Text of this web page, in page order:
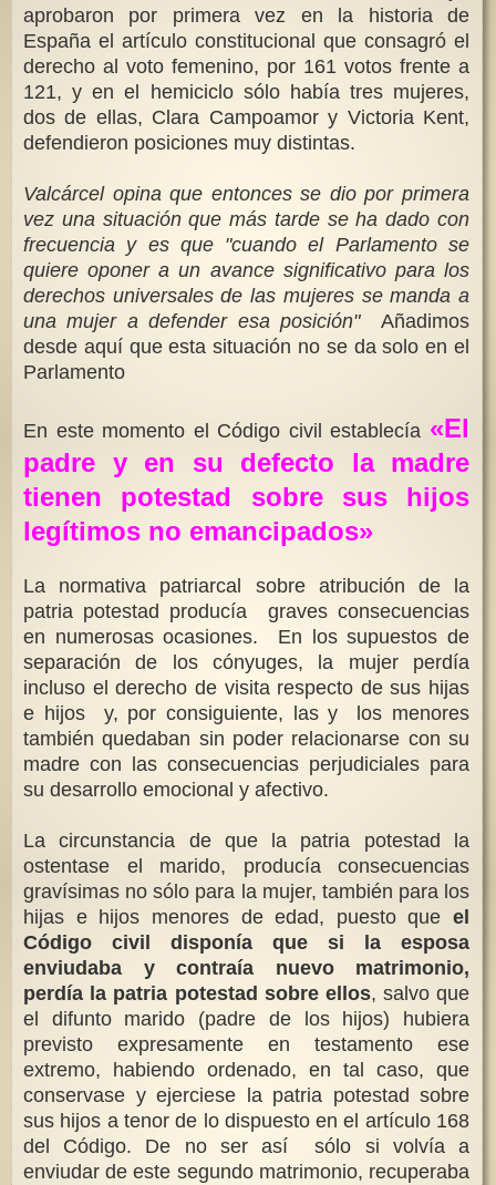
aprobaron por primera vez en la historia de
España el artículo constitucional que consagró el
derecho al voto femenino, por 161 votos frente a
121, y en el hemiciclo sólo había tres mujeres,
dos de ellas, Clara Campoamor y Victoria Kent,
defendieron posiciones muy distintas.
Valcárcel opina que entonces se dio por primera
vez una situación que más tarde se ha dado con
frecuencia y es que "cuando el Parlamento se
quiere oponer a un avance significativo para los
derechos universales de las mujeres se manda a
una mujer a defender esa posición" Añadimos
desde aquí que esta situación no se da solo en el
Parlamento
En este momento el Código civil establecía «El
padre y en su defecto la madre
tienen potestad sobre sus hijos
legítimos no emancipados»
La normativa patriarcal sobre atribución de la
patria potestad producía graves consecuencias
en numerosas ocasiones. En los supuestos de
separación de los cónyuges, la mujer perdía
incluso el derecho de visita respecto de sus hijas
e hijos y, por consiguiente, las y los menores
también quedaban sin poder relacionarse con su
madre con las consecuencias perjudiciales para
su desarrollo emocional y afectivo.
La circunstancia de que la patria potestad la
ostentase el marido, producía consecuencias
gravísimas no sólo para la mujer, también para los
hijas e hijos menores de edad, puesto que el
Código civil disponía que si la esposa
enviudaba y contraía nuevo matrimonio,
perdía la patria potestad sobre ellos, salvo que
el difunto marido (padre de los hijos) hubiera
previsto expresamente en testamento ese
extremo, habiendo ordenado, en tal caso, que
conservase y ejerciese la patria potestad sobre
sus hijos a tenor de lo dispuesto en el artículo 168
del Código. De no ser así sólo si volvía a
enviudar de este segundo matrimonio, recuperaba